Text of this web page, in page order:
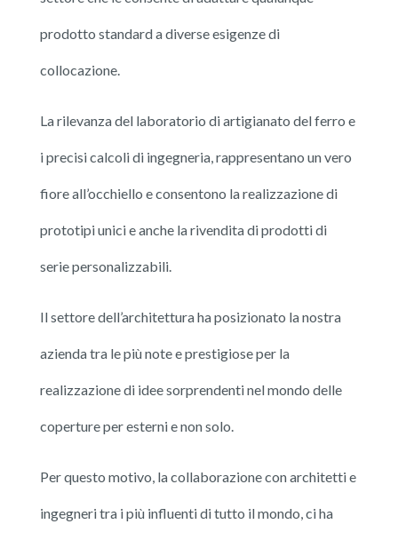
prodotto standard a diverse esigenze di
collocazione.
La rilevanza del laboratorio di artigianato del ferro e
i precisi calcoli di ingegneria, rappresentano un vero
fiore all’occhiello e consentono la realizzazione di
prototipi unici e anche la rivendita di prodotti di
serie personalizzabili.
Il settore dell’architettura ha posizionato la nostra
azienda tra le più note e prestigiose per la
realizzazione di idee sorprendenti nel mondo delle
coperture per esterni e non solo.
Per questo motivo, la collaborazione con architetti e
ingegneri tra i più influenti di tutto il mondo, ci ha